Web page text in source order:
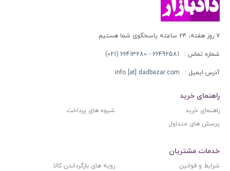
۷ روز هفته، ۲۴ ساعته پاسخگوی شما هستیم
شماره تماس : 66492581 - 66413280 (021)
آدرس ایمیل : info [at] dadbazar.com
راهنمای خرید
راهنمای خرید
شیوه های پرداخت
پرسش های متداول
خدمات مشتریان
شرایط و قوانین
رویه های بازگرداندن کالا